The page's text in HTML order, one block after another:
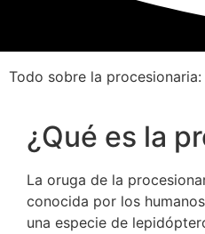
Todo sobre la
¿Qué es la
La oruga de la
conocida por los
una especie de